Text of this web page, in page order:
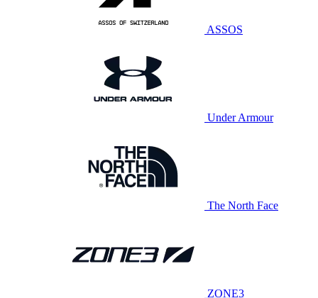
ASSOS
Under Armour
The North Face
ZONE3